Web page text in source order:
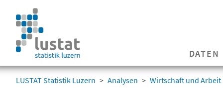
DATEN
LUSTAT Statistik Luzern Analysen Wirtschaft und Arbeit